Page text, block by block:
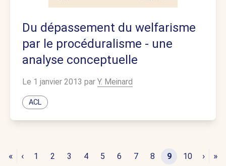
Du dépassement du welfarisme
par le procéduralisme - une
analyse conceptuelle
Le 1 janvier 2013 par Y. Meinard
ACL
« ‹ 1 2 3 4 5 6 7 8 9 10 › »